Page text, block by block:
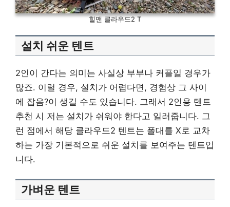
힐맨 클라우드2 T
설치 쉬운 텐트
2인이 간다는 의미는 사실상 부부나 커플일 경우가
많죠. 이럴 경우, 설치가 어렵다면, 경험상 그 사이
에 잡음?이 생길 수도 있습니다. 그래서 2인용 텐트
추천 시 저는 설치가 쉬워야 한다고 일러줍니다. 그
런 점에서 해당 클라우드2 텐트는 폴대를 X로 교차
하는 가장 기본적으로 쉬운 설치를 보여주는 텐트입
니다.
가벼운 텐트